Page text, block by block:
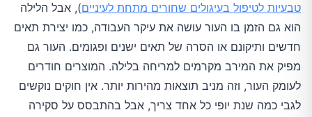
טבעיות לטיפול בעיגולים שחורים מתחת לעיניים), אבל הלילה
הוא גם הזמן בו העור עושה את עיקר העבודה, כמו יצירת תאים
חדשים ותיקונם או הסרה של תאים ישנים ופגומים. העור גם
מפיק את המירב מקרמים למריחה בלילה. המוצרים חודרים
לעומק העור, וזה מניב תוצאות מהירות יותר. אין חוקים נוקשים
לגבי כמה שנת יופי כל אחד צריך, אבל בהתבסס על סקירה